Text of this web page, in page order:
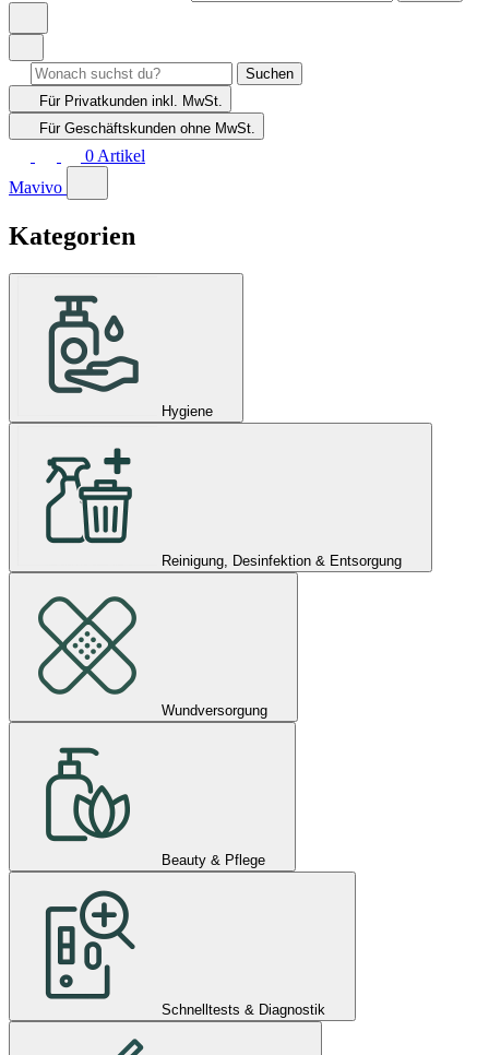
Suchen
Für Privatkunden inkl. MwSt.
Für Geschäftskunden ohne MwSt.
0 Artikel
Mavivo
Kategorien
Hygiene
Reinigung, Desinfektion & Entsorgung
Wundversorgung
Beauty & Pflege
Schnelltests & Diagnostik